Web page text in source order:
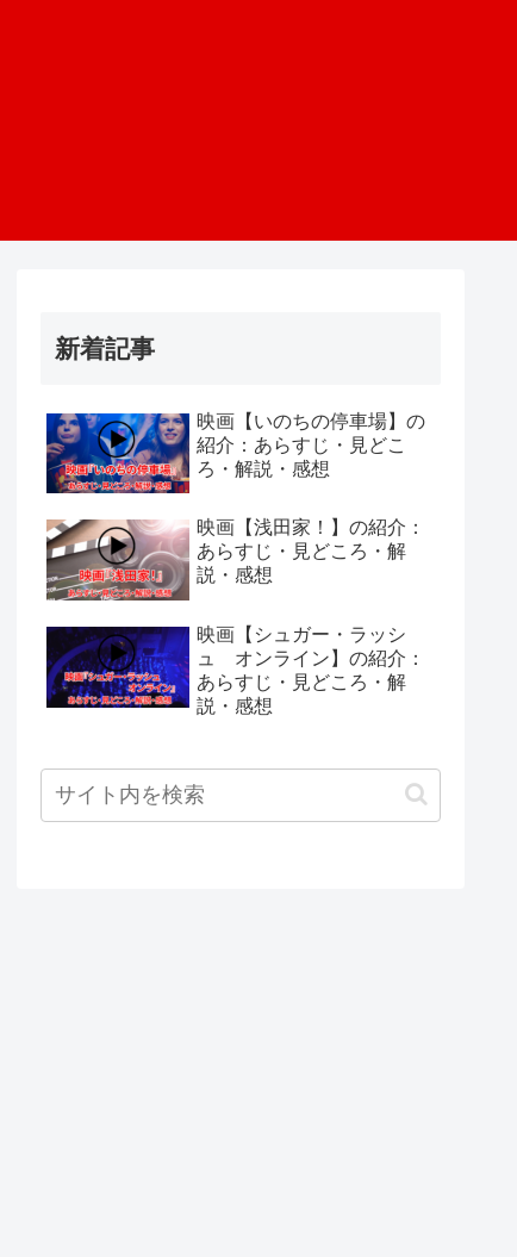
新着記事
映画【いのちの停車場】の
紹介：あらすじ・見どこ
ろ・解説・感想
映画【浅田家！】の紹介：
あらすじ・見どころ・解
説・感想
映画【シュガー・ラッシ
ュ オンライン】の紹介：
あらすじ・見どころ・解
説・感想